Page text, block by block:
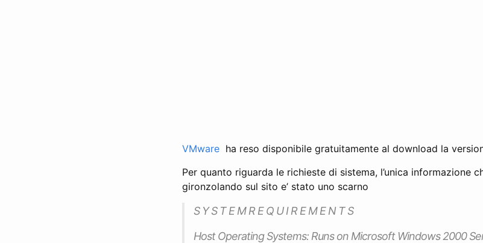
VMware ha reso disponibile gratuitamente al download la
Per quanto riguarda le richieste di sistema, l’unica informazione
gironzolando sul sito e’ stato uno scarno
S Y S T E M R E Q U I R E M E N T S
Host Operating Systems: Runs on Microsoft Windows 2000